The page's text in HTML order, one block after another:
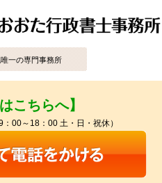
一の専門事務所
こちらへ】
：00～18：00 土・日・祝休）